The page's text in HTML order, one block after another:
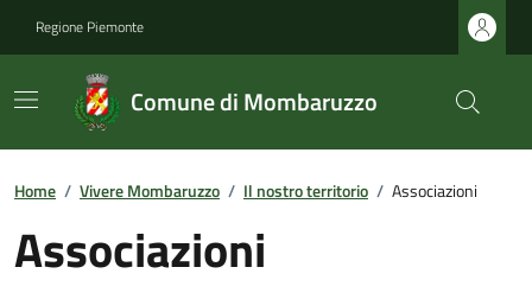
Regione Piemonte
Comune di Mombaruzzo
Home / Vivere Mombaruzzo / Il nostro territorio / Associazioni
Associazioni